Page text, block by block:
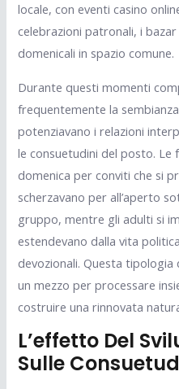
locale, con eventi casino
celebrazioni patronali, i
domenicali in spazio comune.
Durante questi momenti
frequentemente la
potenziavano i relazioni
le consuetudini del posto. Le
domenica per conviti che si
scherzavano per all’aperto
gruppo, mentre gli adulti si
estendevano dalla vita
devozionali. Questa
un mezzo per processare
costruire una rinnovata
L’effetto Del
Sulle